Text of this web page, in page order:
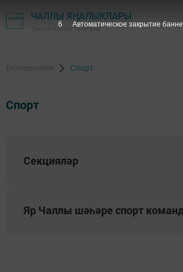
ЧАЛЛЫ ЯҢАЛЫКЛАРЫ
"Шәһри Чаллы" газетасы
Спорт
Спорт
Секцияләр
Яр Чаллы шәһәре спорт
6 Автоматическое закрытие